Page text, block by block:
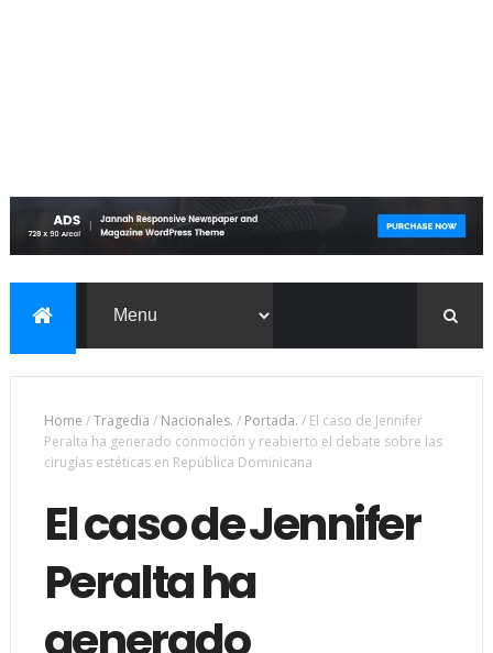
Home /Tragedia / Nacionales. / Portada. / El caso de Jennifer
Peralta ha generado conmoción y reabierto el debate sobre las
cirugías estéticas en República Dominicana
El caso de Jennifer
Peralta ha